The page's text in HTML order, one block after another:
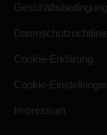
Datenschutzrichtlinie
Cookie-Erklärung
Cookie-
Impressum